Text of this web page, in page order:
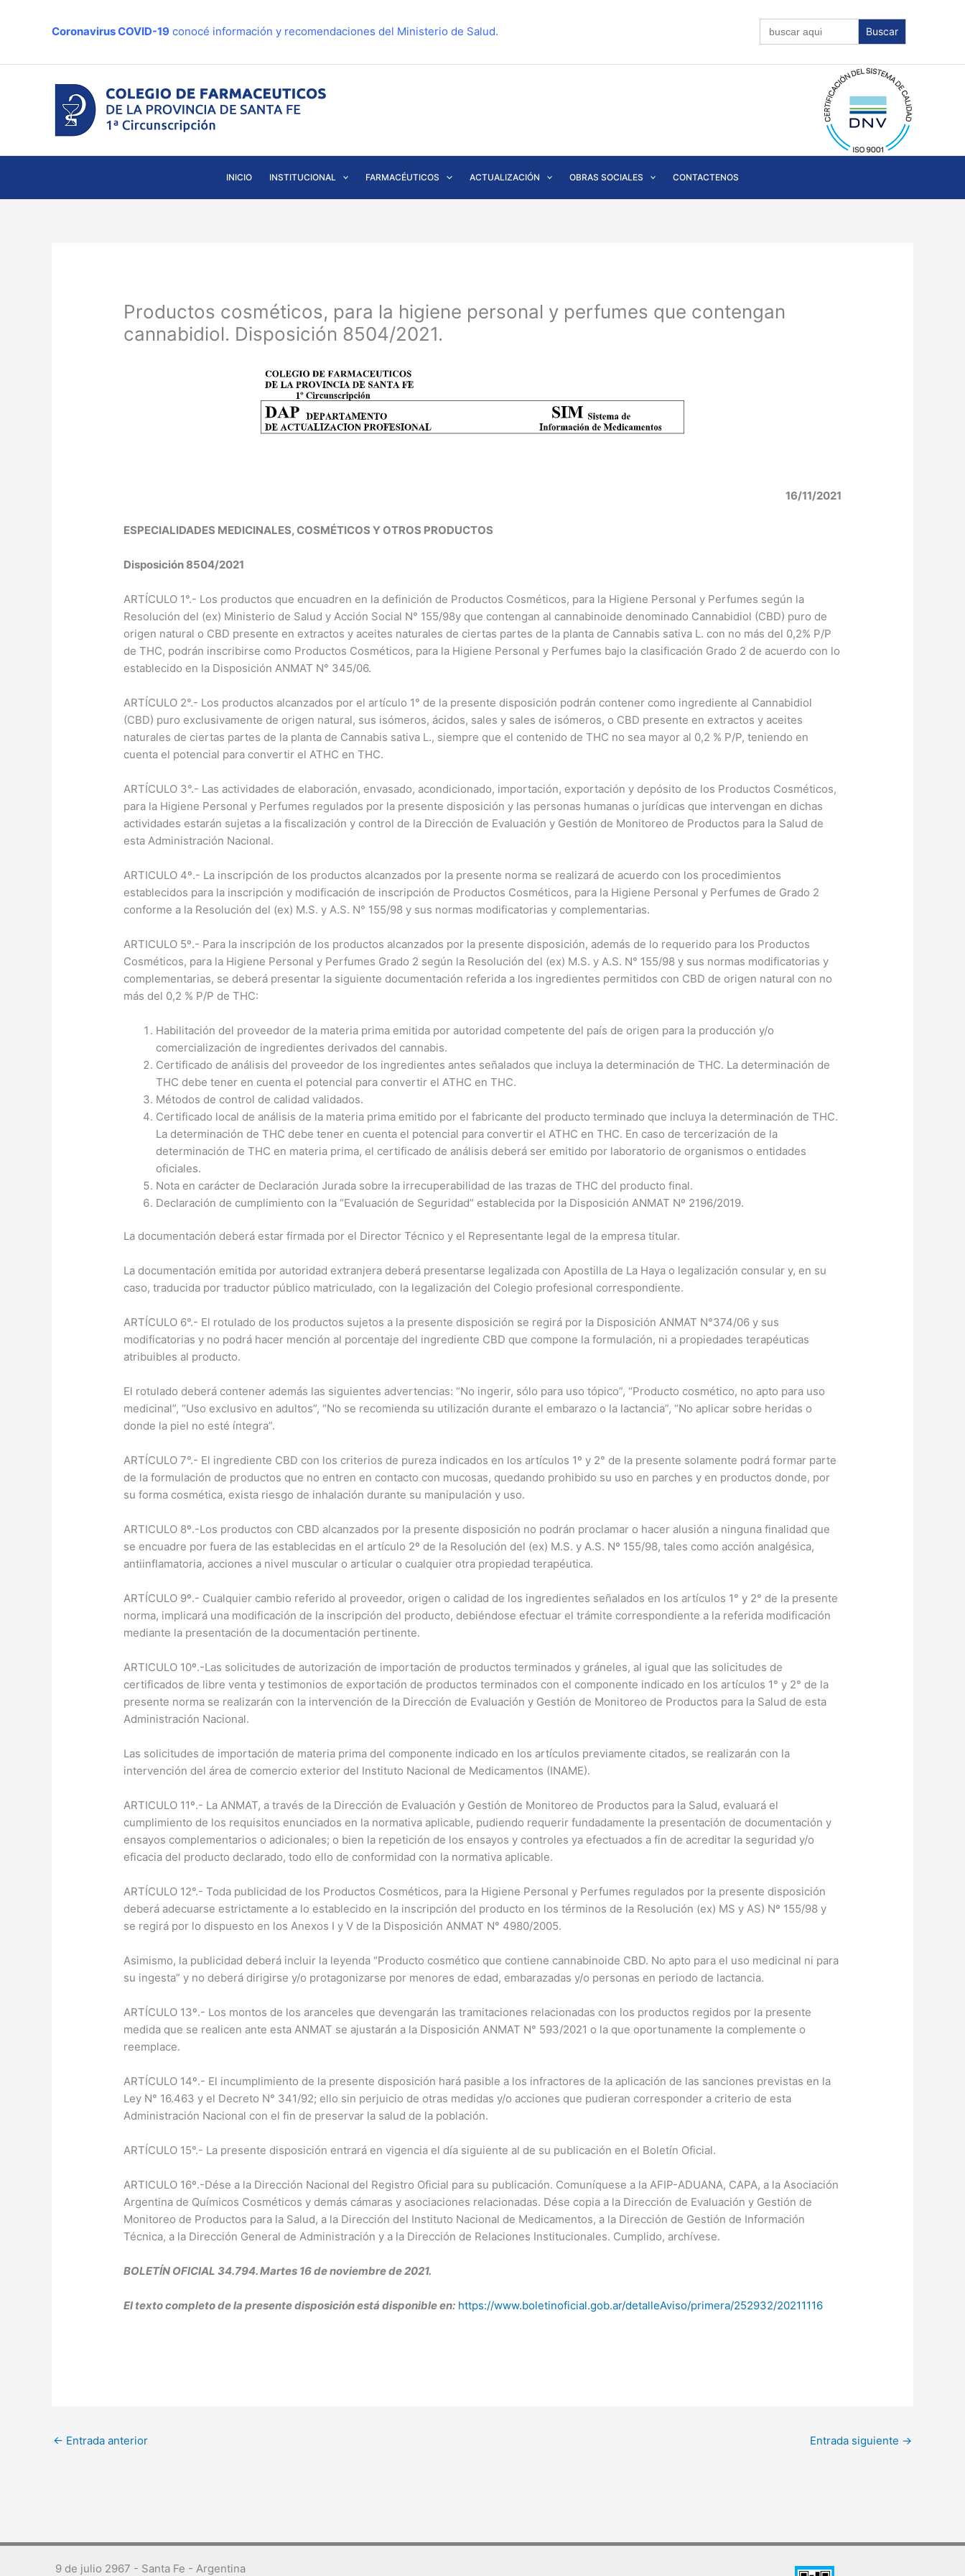
Coronavirus COVID-19 conocé información y recomendaciones del Ministerio de Salud.
Buscar:
INICIO INSTITUCIONAL FARMACÉUTICOS ACTUALIZACIÓN OBRAS SOCIALES CONTACTENOS
Productos cosméticos, para la higiene personal y perfumes que contengan
cannabidiol. Disposición 8504/2021.
16/11/2021
ESPECIALIDADES MEDICINALES, COSMÉTICOS Y OTROS PRODUCTOS
Disposición 8504/2021
ARTÍCULO 1°.- Los productos que encuadren en la definición de Productos Cosméticos, para la Higiene Personal y Perfumes según la
Resolución del (ex) Ministerio de Salud y Acción Social N° 155/98y que contengan al cannabinoide denominado Cannabidiol (CBD) puro de
origen natural o CBD presente en extractos y aceites naturales de ciertas partes de la planta de Cannabis sativa L. con no más del 0,2% P/P
de THC, podrán inscribirse como Productos Cosméticos, para la Higiene Personal y Perfumes bajo la clasificación Grado 2 de acuerdo con lo
establecido en la Disposición ANMAT N° 345/06.
ARTÍCULO 2°.- Los productos alcanzados por el artículo 1° de la presente disposición podrán contener como ingrediente al Cannabidiol
(CBD) puro exclusivamente de origen natural, sus isómeros, ácidos, sales y sales de isómeros, o CBD presente en extractos y aceites
naturales de ciertas partes de la planta de Cannabis sativa L., siempre que el contenido de THC no sea mayor al 0,2 % P/P, teniendo en
cuenta el potencial para convertir el ATHC en THC.
ARTÍCULO 3°.- Las actividades de elaboración, envasado, acondicionado, importación, exportación y depósito de los Productos Cosméticos,
para la Higiene Personal y Perfumes regulados por la presente disposición y las personas humanas o jurídicas que intervengan en dichas
actividades estarán sujetas a la fiscalización y control de la Dirección de Evaluación y Gestión de Monitoreo de Productos para la Salud de
esta Administración Nacional.
ARTICULO 4º.- La inscripción de los productos alcanzados por la presente norma se realizará de acuerdo con los procedimientos
establecidos para la inscripción y modificación de inscripción de Productos Cosméticos, para la Higiene Personal y Perfumes de Grado 2
conforme a la Resolución del (ex) M.S. y A.S. N° 155/98 y sus normas modificatorias y complementarias.
ARTICULO 5º.- Para la inscripción de los productos alcanzados por la presente disposición, además de lo requerido para los Productos
Cosméticos, para la Higiene Personal y Perfumes Grado 2 según la Resolución del (ex) M.S. y A.S. N° 155/98 y sus normas modificatorias y
complementarias, se deberá presentar la siguiente documentación referida a los ingredientes permitidos con CBD de origen natural con no
más del 0,2 % P/P de THC:
Habilitación del proveedor de la materia prima emitida por autoridad competente del país de origen para la producción y/o
comercialización de ingredientes derivados del cannabis.
Certificado de análisis del proveedor de los ingredientes antes señalados que incluya la determinación de THC. La determinación de
THC debe tener en cuenta el potencial para convertir el ATHC en THC.
Métodos de control de calidad validados.
Certificado local de análisis de la materia prima emitido por el fabricante del producto terminado que incluya la determinación de THC.
La determinación de THC debe tener en cuenta el potencial para convertir el ATHC en THC. En caso de tercerización de la
determinación de THC en materia prima, el certificado de análisis deberá ser emitido por laboratorio de organismos o entidades
oficiales.
Nota en carácter de Declaración Jurada sobre la irrecuperabilidad de las trazas de THC del producto final.
Declaración de cumplimiento con la “Evaluación de Seguridad” establecida por la Disposición ANMAT Nº 2196/2019.
La documentación deberá estar firmada por el Director Técnico y el Representante legal de la empresa titular.
La documentación emitida por autoridad extranjera deberá presentarse legalizada con Apostilla de La Haya o legalización consular y, en su
caso, traducida por traductor público matriculado, con la legalización del Colegio profesional correspondiente.
ARTÍCULO 6°.- El rotulado de los productos sujetos a la presente disposición se regirá por la Disposición ANMAT N°374/06 y sus
modificatorias y no podrá hacer mención al porcentaje del ingrediente CBD que compone la formulación, ni a propiedades terapéuticas
atribuibles al producto.
El rotulado deberá contener además las siguientes advertencias: “No ingerir, sólo para uso tópico”, “Producto cosmético, no apto para uso
medicinal”, “Uso exclusivo en adultos”, “No se recomienda su utilización durante el embarazo o la lactancia”, “No aplicar sobre heridas o
donde la piel no esté íntegra”.
ARTÍCULO 7°.- El ingrediente CBD con los criterios de pureza indicados en los artículos 1º y 2° de la presente solamente podrá formar parte
de la formulación de productos que no entren en contacto con mucosas, quedando prohibido su uso en parches y en productos donde, por
su forma cosmética, exista riesgo de inhalación durante su manipulación y uso.
ARTICULO 8º.-Los productos con CBD alcanzados por la presente disposición no podrán proclamar o hacer alusión a ninguna finalidad que
se encuadre por fuera de las establecidas en el artículo 2º de la Resolución del (ex) M.S. y A.S. Nº 155/98, tales como acción analgésica,
antiinflamatoria, acciones a nivel muscular o articular o cualquier otra propiedad terapéutica.
ARTÍCULO 9º.- Cualquier cambio referido al proveedor, origen o calidad de los ingredientes señalados en los artículos 1° y 2° de la presente
norma, implicará una modificación de la inscripción del producto, debiéndose efectuar el trámite correspondiente a la referida modificación
mediante la presentación de la documentación pertinente.
ARTICULO 10º.-Las solicitudes de autorización de importación de productos terminados y gráneles, al igual que las solicitudes de
certificados de libre venta y testimonios de exportación de productos terminados con el componente indicado en los artículos 1° y 2° de la
presente norma se realizarán con la intervención de la Dirección de Evaluación y Gestión de Monitoreo de Productos para la Salud de esta
Administración Nacional.
Las solicitudes de importación de materia prima del componente indicado en los artículos previamente citados, se realizarán con la
intervención del área de comercio exterior del Instituto Nacional de Medicamentos (INAME).
ARTICULO 11º.- La ANMAT, a través de la Dirección de Evaluación y Gestión de Monitoreo de Productos para la Salud, evaluará el
cumplimiento de los requisitos enunciados en la normativa aplicable, pudiendo requerir fundadamente la presentación de documentación y
ensayos complementarios o adicionales; o bien la repetición de los ensayos y controles ya efectuados a fin de acreditar la seguridad y/o
eficacia del producto declarado, todo ello de conformidad con la normativa aplicable.
ARTÍCULO 12°.- Toda publicidad de los Productos Cosméticos, para la Higiene Personal y Perfumes regulados por la presente disposición
deberá adecuarse estrictamente a lo establecido en la inscripción del producto en los términos de la Resolución (ex) MS y AS) Nº 155/98 y
se regirá por lo dispuesto en los Anexos I y V de la Disposición ANMAT N° 4980/2005.
Asimismo, la publicidad deberá incluir la leyenda “Producto cosmético que contiene cannabinoide CBD. No apto para el uso medicinal ni para
su ingesta” y no deberá dirigirse y/o protagonizarse por menores de edad, embarazadas y/o personas en periodo de lactancia.
ARTÍCULO 13º.- Los montos de los aranceles que devengarán las tramitaciones relacionadas con los productos regidos por la presente
medida que se realicen ante esta ANMAT se ajustarán a la Disposición ANMAT N° 593/2021 o la que oportunamente la complemente o
reemplace.
ARTÍCULO 14º.- El incumplimiento de la presente disposición hará pasible a los infractores de la aplicación de las sanciones previstas en la
Ley N° 16.463 y el Decreto N° 341/92; ello sin perjuicio de otras medidas y/o acciones que pudieran corresponder a criterio de esta
Administración Nacional con el fin de preservar la salud de la población.
ARTÍCULO 15°.- La presente disposición entrará en vigencia el día siguiente al de su publicación en el Boletín Oficial.
ARTICULO 16º.-Dése a la Dirección Nacional del Registro Oficial para su publicación. Comuníquese a la AFIP-ADUANA, CAPA, a la Asociación
Argentina de Químicos Cosméticos y demás cámaras y asociaciones relacionadas. Dése copia a la Dirección de Evaluación y Gestión de
Monitoreo de Productos para la Salud, a la Dirección del Instituto Nacional de Medicamentos, a la Dirección de Gestión de Información
Técnica, a la Dirección General de Administración y a la Dirección de Relaciones Institucionales. Cumplido, archívese.
BOLETÍN OFICIAL 34.794. Martes 16 de noviembre de 2021.
El texto completo de la presente disposición está disponible en: https://www.boletinoficial.gob.ar/detalleAviso/primera/252932/20211116
← Entrada anterior Entrada siguiente →
9 de julio 2967 - Santa Fe - Argentina